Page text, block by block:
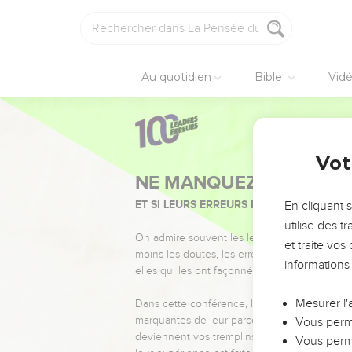
Au quotidien Bible
NE MANQUEZ PAS
ET SI LEURS ERREURS POUVAIENT VOUS
On admire souvent les leaders pour leurs
moins les doutes, les erreurs et les saisons
elles qui les ont façonnés.
Dans cette conférence, leaders,
marquantes de leur parcours et les clés
deviennent vos tremplins. Que vous
En cliquant
utilise des
et traite vos
Mesurer
Vous
Vous